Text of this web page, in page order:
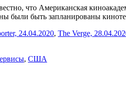
что Американская
были быть запланированы
24.04.2020, The Verge,
, США